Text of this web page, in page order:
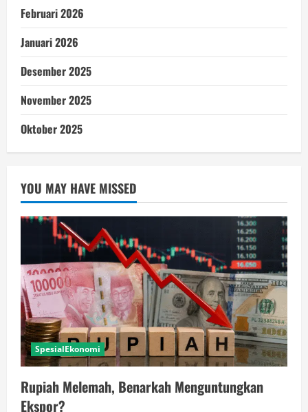
Februari 2026
Januari 2026
Desember 2025
November 2025
Oktober 2025
YOU MAY HAVE MISSED
SpesialEkonomi
Rupiah Melemah, Benarkah Menguntungkan
Ekspor?